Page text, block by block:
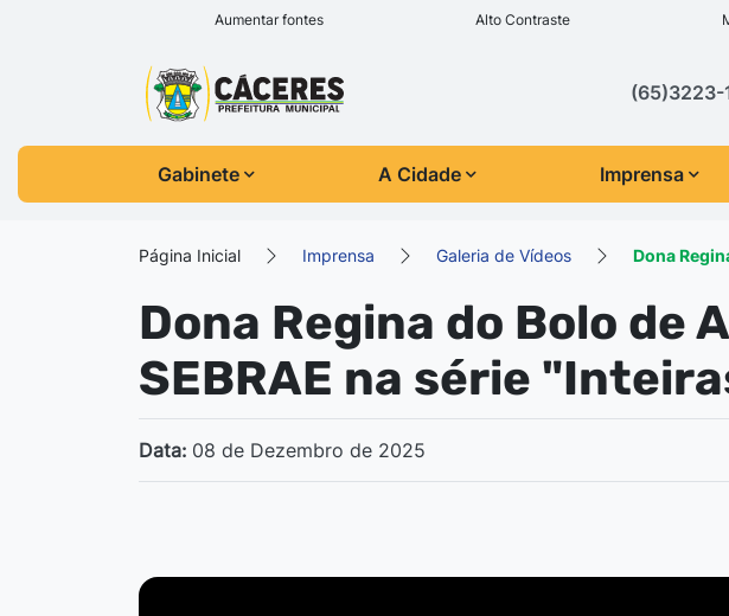
Seção de atalhos e links de
Ir para o conteúdo [alt+1]
Ir para a busca [alt+3]
Ir para o rodapé [alt+4]
Aumentar fontes Alto Contraste
Seção do menu principal (65)3223-
Gabinete A Cidade Imprensa
Página Inicial Imprensa Galeria de Vídeos Dona
Dona Regina do Bolo de
SEBRAE na série
Data: 08 de Dezembro de 2025